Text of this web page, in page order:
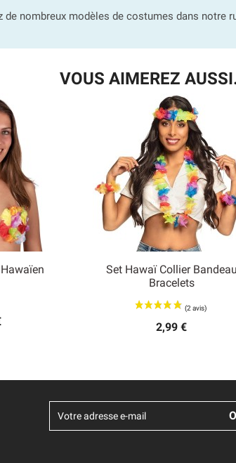
nombreux modèles de costumes dans notre
VOUS AIMEREZ
Set Hawaï Collier Bandeau
Bracelets
2,99 €
Aperçu rapide